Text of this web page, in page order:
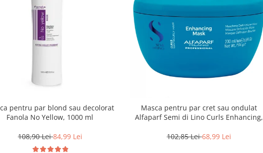
pentru par blond sau decolorat
Fanola No Yellow, 1000 ml
108,90 Lei84,99 Lei
Masca pentru par cret sau ondulat
Alfaparf Semi di Lino Curls Enhancing,
102,85 Lei68,99 Lei